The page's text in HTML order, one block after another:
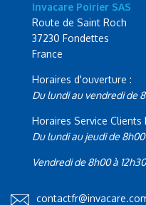
Invacare Poirier SAS
Route de Saint Roch
37230 Fondettes
France
Horaires d'ouverture :
Du lundi au vendredi de
Horaires Service Clients
Du lundi au jeudi de 8h00
Vendredi de 8h00 à